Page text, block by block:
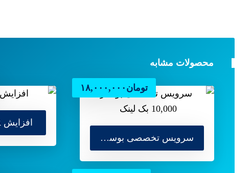
محصولات مشابه
سرویس تخصصی بوستر – 10,000 بک لینک
تومان ۱۸,۰۰۰,۰۰۰
افزایش DR به بالای ۴۰